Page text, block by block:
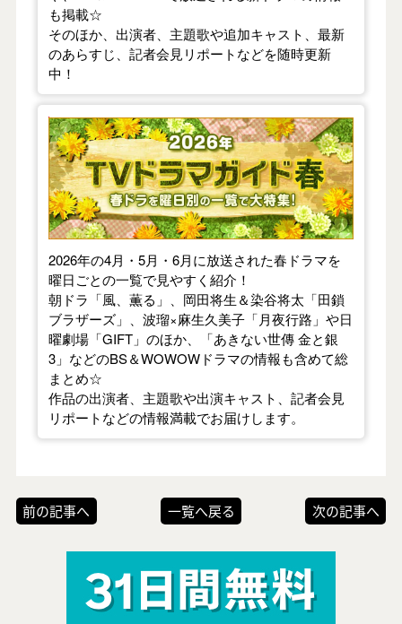
も掲載☆
そのほか、出演者、主題歌や追加キャスト、最新
のあらすじ、記者会見リポートなどを随時更新
中！
【2026年春】TVドラマガイド
2026年の4月・5月・6月に放送された春ドラマを
曜日ごとの一覧で見やすく紹介！
朝ドラ「風、薫る」、岡田将生＆染谷将太「田鎖
ブラザーズ」、波瑠×麻生久美子「月夜行路」や日
曜劇場「GIFT」のほか、「あきない世傳 金と銀
3」などのBS＆WOWOWドラマの情報も含めて総
まとめ☆
作品の出演者、主題歌や出演キャスト、記者会見
リポートなどの情報満載でお届けします。
前の記事へ 一覧へ戻る 次の記事へ